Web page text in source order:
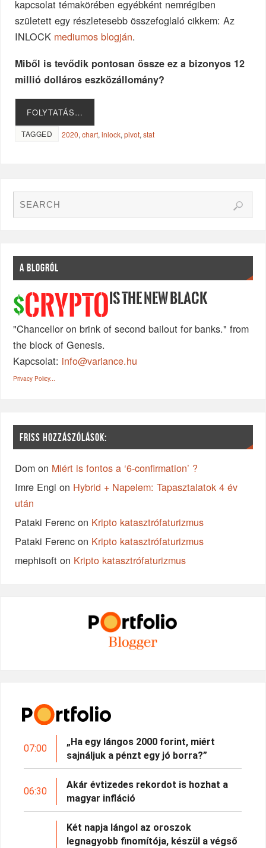
kapcsolat témakörében egyébként nemrégiben
született egy részletesebb összefoglaló cikkem: Az
INLOCK mediumos blogján.
Miből is tevődik pontosan össze ez a bizonyos 12
millió dolláros eszközállomány?
FOLYTATÁS…
TAGGED 2020,chart,inlock,pivot,stat
A BLOGRÓL
$CRYPTO IS THE NEW BLACK
"Chancellor on brink of second bailout for banks." from
the block of Genesis.
Kapcsolat: info@variance.hu
Privacy Policy...
FRISS HOZZÁSZÓLÁSOK:
Dom on Miért is fontos a ‘6-confirmation’ ?
Imre Engi on Hybrid + Napelem: Tapasztalatok 4 év
után
Pataki Ferenc on Kripto katasztrófaturizmus
Pataki Ferenc on Kripto katasztrófaturizmus
mephisoft on Kripto katasztrófaturizmus
07:00
„Ha egy lángos 2000 forint, miért
sajnáljuk a pénzt egy jó borra?”
06:30
Akár évtizedes rekordot is hozhat a
magyar infláció
Két napja lángol az oroszok
legnagyobb finomítója, készül a végső